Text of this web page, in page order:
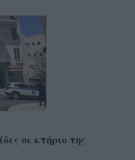
σε κτήριο της